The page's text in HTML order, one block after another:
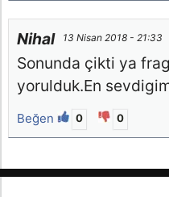
Nihal 13 Nisan 2018 - 21:33
Sonunda çikti ya
yorulduk.En
Beğen 0 0